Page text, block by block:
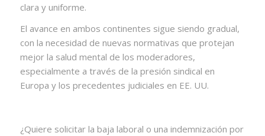
clara y uniforme.
El avance en ambos continentes sigue siendo gradual,
con la necesidad de nuevas normativas que protejan
mejor la salud mental de los moderadores,
especialmente a través de la presión sindical en
Europa y los precedentes judiciales en EE. UU.
¿Quiere solicitar la baja laboral o una indemnización por